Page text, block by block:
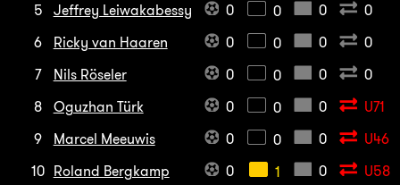
5
Jeffrey Leiwakabessy 0 0 0
0
6
Ricky van Haaren 0 0 0
0
7
Nils Röseler 0 0 0
0
8
Oguzhan Türk 0 0 0
U71
9
Marcel Meeuwis 0 0 0
U46
10 Roland Bergkamp 0 1 0
U58